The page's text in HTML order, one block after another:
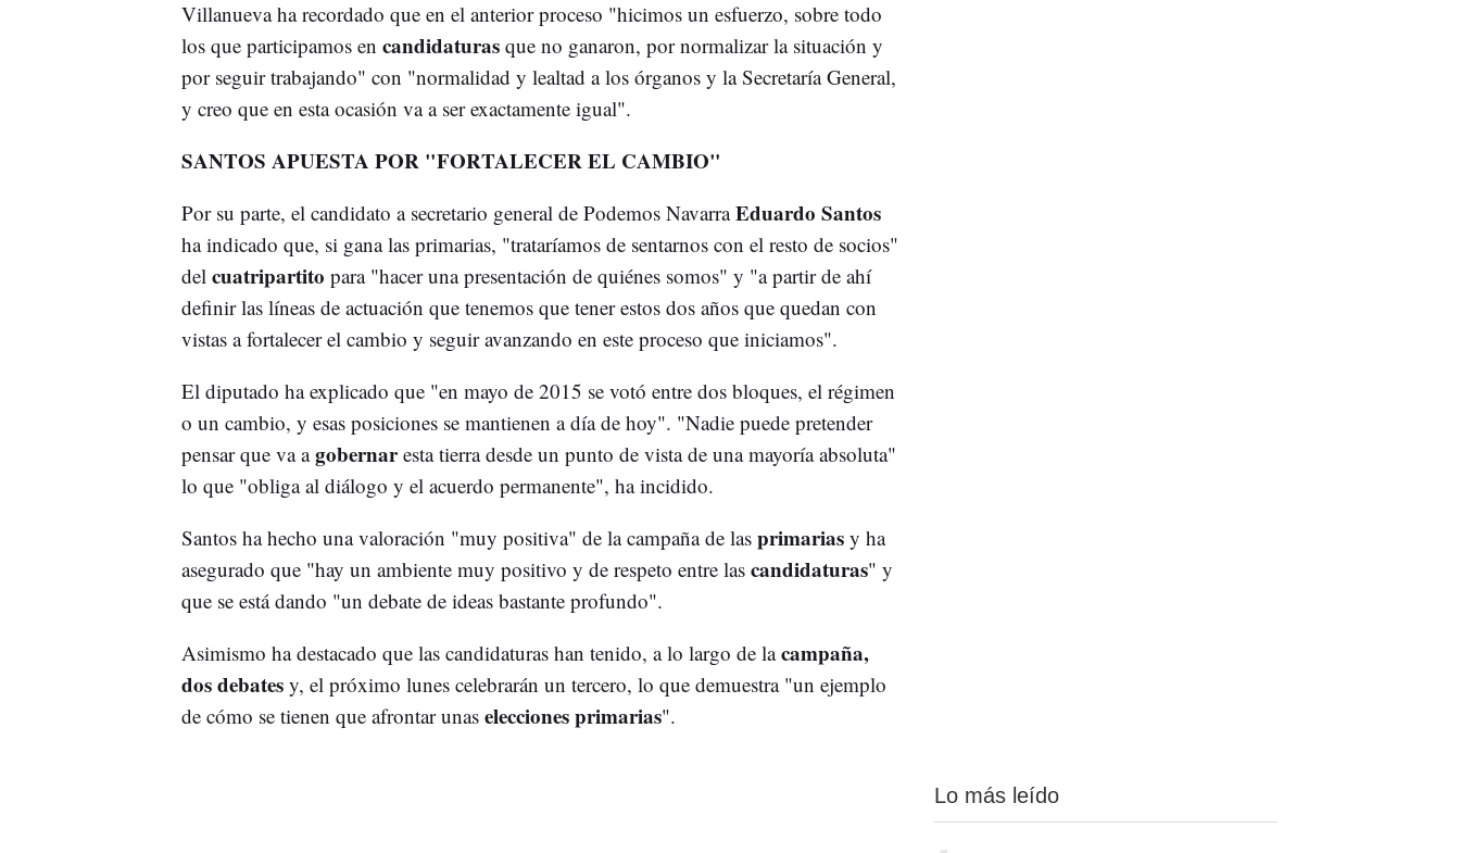
Villanueva ha recordado que en el anterior proceso "hicimos un esfuerzo, sobre todo
los que participamos en candidaturas que no ganaron, por normalizar la situación y
por seguir trabajando" con "normalidad y lealtad a los órganos y la Secretaría General,
y creo que en esta ocasión va a ser exactamente igual".
SANTOS APUESTA POR "FORTALECER EL CAMBIO"
Por su parte, el candidato a secretario general de Podemos NavarraEduardo Santos
ha indicado que, si gana las primarias, "trataríamos de sentarnos con el resto de socios"
del cuatripartito para "hacer una presentación de quiénes somos" y "a partir de ahí
definir las líneas de actuación que tenemos que tener estos dos años que quedan con
vistas a fortalecer el cambio y seguir avanzando en este proceso que iniciamos".
El diputado ha explicado que "en mayo de 2015 se votó entre dos bloques, el régimen
o un cambio, y esas posiciones se mantienen a día de hoy". "Nadie puede pretender
pensar que va agobernaresta tierra desde un punto de vista de una mayoría absoluta"
lo que "obliga al diálogo y el acuerdo permanente", ha incidido.
Santos ha hecho una valoración "muy positiva" de la campaña de las primariasy ha
asegurado que "hay un ambiente muy positivo y de respeto entre las candidaturas" y
que se está dando "un debate de ideas bastante profundo".
Asimismo ha destacado que las candidaturas han tenido, a lo largo de lacampaña,
dos debates y, el próximo lunes celebrarán un tercero, lo que demuestra "un ejemplo
de cómo se tienen que afrontar unas elecciones primarias".
Lo más leído